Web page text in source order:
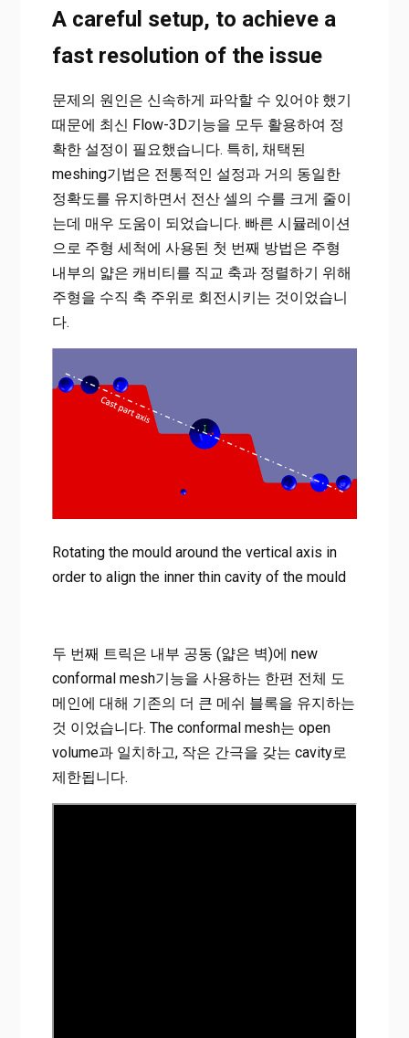
A careful setup, to achieve a
fast resolution of the issue
문제의 원인은 신속하게 파악할 수 있어야 했기
때문에 최신 Flow-3D기능을 모두 활용하여 정
확한 설정이 필요했습니다. 특히, 채택된
meshing기법은 전통적인 설정과 거의 동일한
정확도를 유지하면서 전산 셀의 수를 크게 줄이
는데 매우 도움이 되었습니다. 빠른 시뮬레이션
으로 주형 세척에 사용된 첫 번째 방법은 주형
내부의 얇은 캐비티를 직교 축과 정렬하기 위해
주형을 수직 축 주위로 회전시키는 것이었습니
다.
Rotating the mould around the vertical axis in
order to align the inner thin cavity of the mould
두 번째 트릭은 내부 공동 (얇은 벽)에 new
conformal mesh기능을 사용하는 한편 전체 도
메인에 대해 기존의 더 큰 메쉬 블록을 유지하는
것 이었습니다. The conformal mesh는 open
volume과 일치하고, 작은 간극을 갖는 cavity로
제한됩니다.